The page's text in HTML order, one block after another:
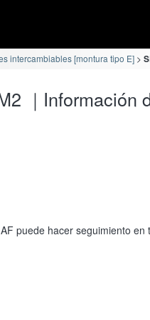
intercambiables [montura tipo E]
｜Información
puede hacer seguimiento en